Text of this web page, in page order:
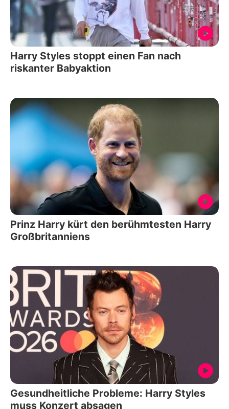
Harry Styles stoppt einen Fan nach
riskanter Babyaktion
Prinz Harry kürt den berühmtesten Harry
Großbritanniens
Gesundheitliche Probleme: Harry Styles
muss Konzert absagen